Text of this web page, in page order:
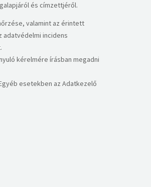
és címzettjéről.
valamint az érintett
incidens
kérelmére írásban megadni
esetekben az Adatkezelő